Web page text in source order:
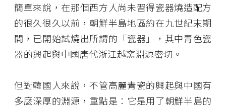
簡單來說，在那個西方人尚未習得瓷器燒造配方
的很久很久以前，朝鮮半島地區約在九世紀末期
間，已開始試燒出所謂的「瓷器」，其中青色瓷
器的興起與中國唐代浙江越窯淵源密切。
但對韓國人來說，不管高麗青瓷的興起與中國有
多麼深厚的淵源，重點是：它是用了朝鮮半島的